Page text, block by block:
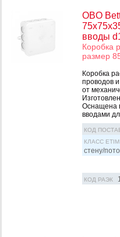
OBO
вводы
Коробка
размер
Коробка
проводов
от
Оснащена
вводами
КОД
КЛАСС ETIM
стену/
КОД РАЭК